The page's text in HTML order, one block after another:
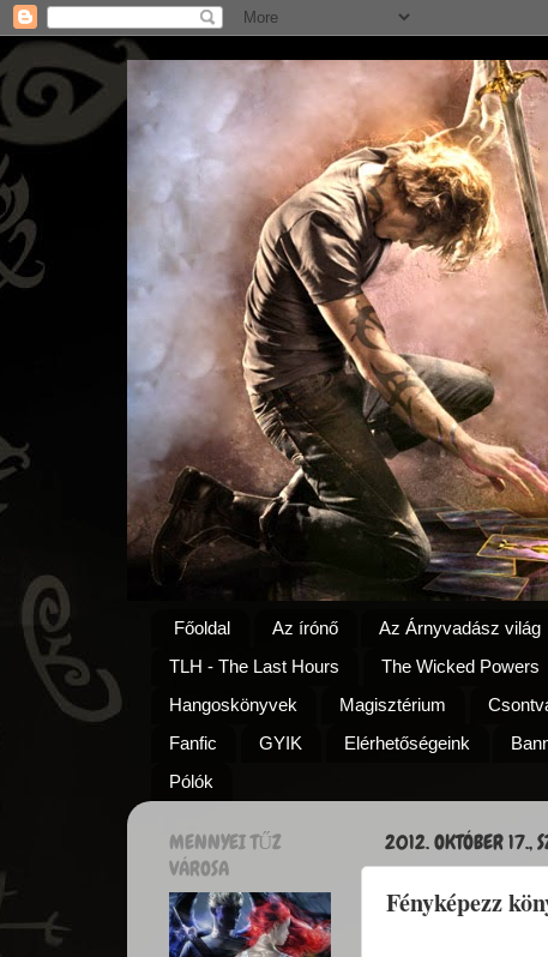
Főoldal Az írónő Az Árnyvadász világ
TLH - The Last Hours
The Wicked Powers
Hangoskönyvek
Magisztérium
Fanfic
GYIK Elérhetőségeink
Pólók
2012. OKTÓBER 17.,
Fényképezz
MENNYEI TŰZ
VÁROSA